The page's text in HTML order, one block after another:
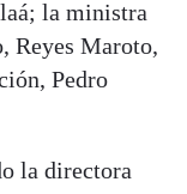
la ministra
Reyes Maroto,
Pedro
la directora